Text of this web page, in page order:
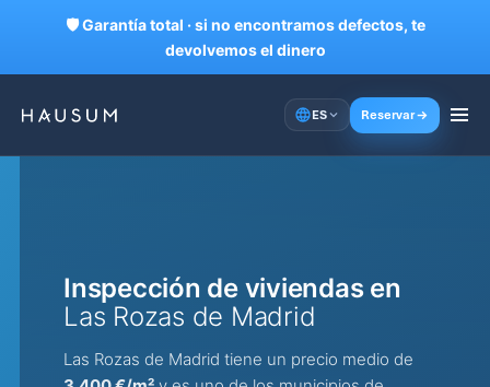
🛡 Garantía total · si no encontramos defectos, te
devolvemos el dinero
ES Reservar
Inspección de viviendas en
Las Rozas de Madrid
Las Rozas de Madrid tiene un precio medio de